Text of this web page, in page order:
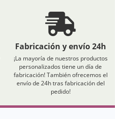
Fabricación y envío 24h
¡La mayoría de nuestros productos
personalizados tiene un día de
fabricación! También ofrecemos el
envío de 24h tras fabricación del
pedido!